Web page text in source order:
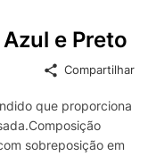
e Preto
Compartilhar
que proporciona
sobreposição em